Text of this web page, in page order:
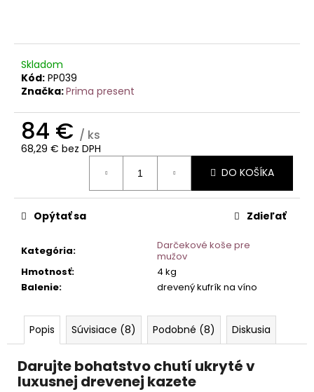
Skladom
Kód: PP039
Značka:Prima present
84 € / ks
68,29 € bez DPH
DO KOŠÍKA
Kategória:
Darčekové koše pre
mužov
Hmotnosť:
4 kg
Balenie: drevený kufrík na víno
Opýtať sa Zdieľať
Popis Súvisiace (8) Podobné (8) Diskusia
Darujte bohatstvo chutí ukryté v
luxusnej drevenej kazete
m
e
ZLATÉ
EURO
MINCE
SLADKÉ
PENIAZE
2,90
€